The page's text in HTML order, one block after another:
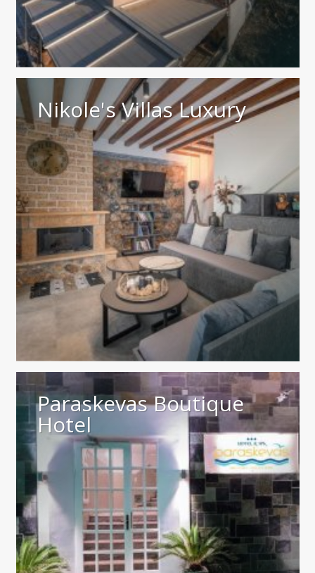
Nikole's Villas Luxury
Paraskevas Boutique
Hotel